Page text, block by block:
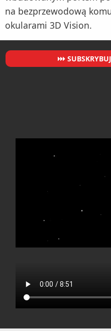
na bezprzewodową
okularami 3D Vision.